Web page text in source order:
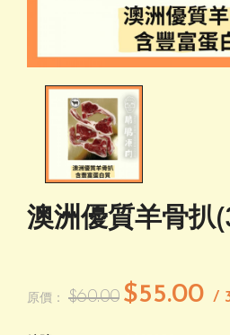
澳洲優質羊骨扒
原價： $60.00 $55.00 /